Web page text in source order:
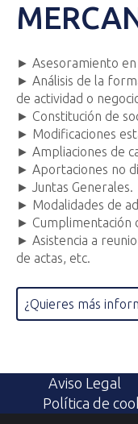
► Asesoramiento
► Análisis de la
de actividad o
► Constitución de
► Modificaciones
► Ampliaciones de
► Aportaciones no
► Juntas Generales.
► Modalidades de
► Cumplimentación
► Asistencia a
de actas, etc.
¿Quieres más
Aviso Legal
Política de